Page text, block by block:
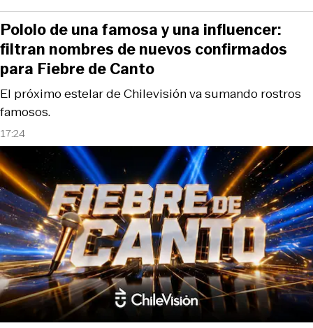
17:24
El próximo estelar de Chilevisión va sumando rostros
famosos.
Pololo de una famosa y una influencer:
filtran nombres de nuevos confirmados
para Fiebre de Canto